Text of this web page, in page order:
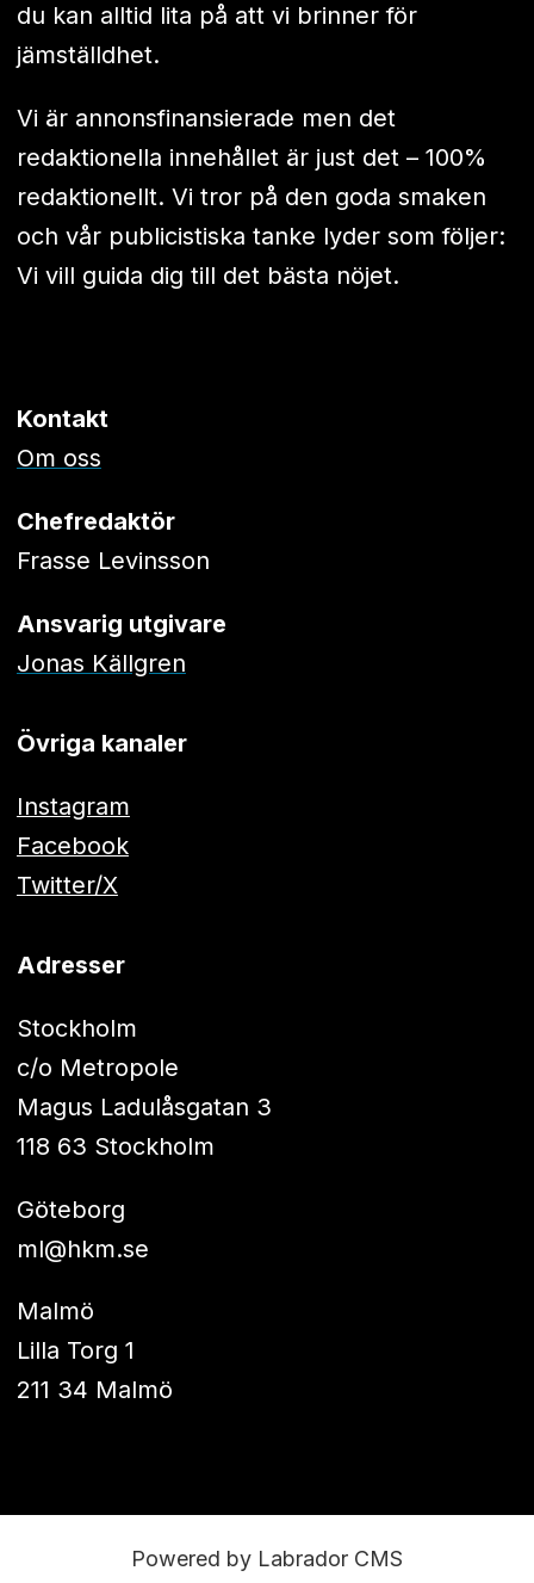
du kan alltid lita på att vi brinner för
jämställdhet.
Vi är annonsfinansierade men det
redaktionella innehållet är just det – 100%
redaktionellt. Vi tror på den goda smaken
och vår publicistiska tanke lyder som följer:
Vi vill guida dig till det bästa nöjet.
Kontakt
Om oss
Chefredaktör
Frasse Levinsson
Ansvarig utgivare
Jonas Källgren
Övriga kanaler
Instagram
Facebook
Twitter/X
Adresser
Stockholm
c/o Metropole
Magus Ladulåsgatan 3
118 63 Stockholm
Göteborg
ml@hkm.se
Malmö
Lilla Torg 1
211 34 Malmö
Powered by Labrador CMS